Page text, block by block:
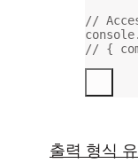
//
console.
// {
출력 형식